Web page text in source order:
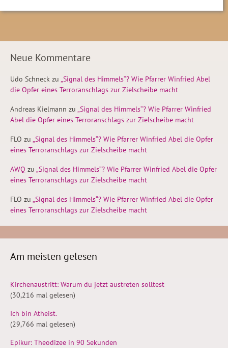
Neue Kommentare
Udo Schneck zu „Signal des Himmels“? Wie Pfarrer Winfried Abel
die Opfer eines Terroranschlags zur Zielscheibe macht
Andreas Kielmann zu „Signal des Himmels“? Wie Pfarrer Winfried
Abel die Opfer eines Terroranschlags zur Zielscheibe macht
FLO zu „Signal des Himmels“? Wie Pfarrer Winfried Abel die Opfer
eines Terroranschlags zur Zielscheibe macht
AWQ zu „Signal des Himmels“? Wie Pfarrer Winfried Abel die Opfer
eines Terroranschlags zur Zielscheibe macht
FLO zu „Signal des Himmels“? Wie Pfarrer Winfried Abel die Opfer
eines Terroranschlags zur Zielscheibe macht
Am meisten gelesen
Kirchenaustritt: Warum du jetzt austreten solltest
(30,216 mal gelesen)
Ich bin Atheist.
(29,766 mal gelesen)
Epikur: Theodizee in 90 Sekunden